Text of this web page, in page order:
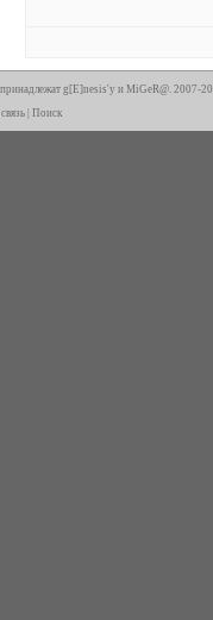
g[E]nesis'у и MiGeR@. 2007-
Поиск